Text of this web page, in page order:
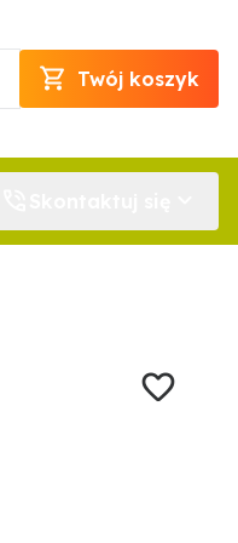
Twój koszyk